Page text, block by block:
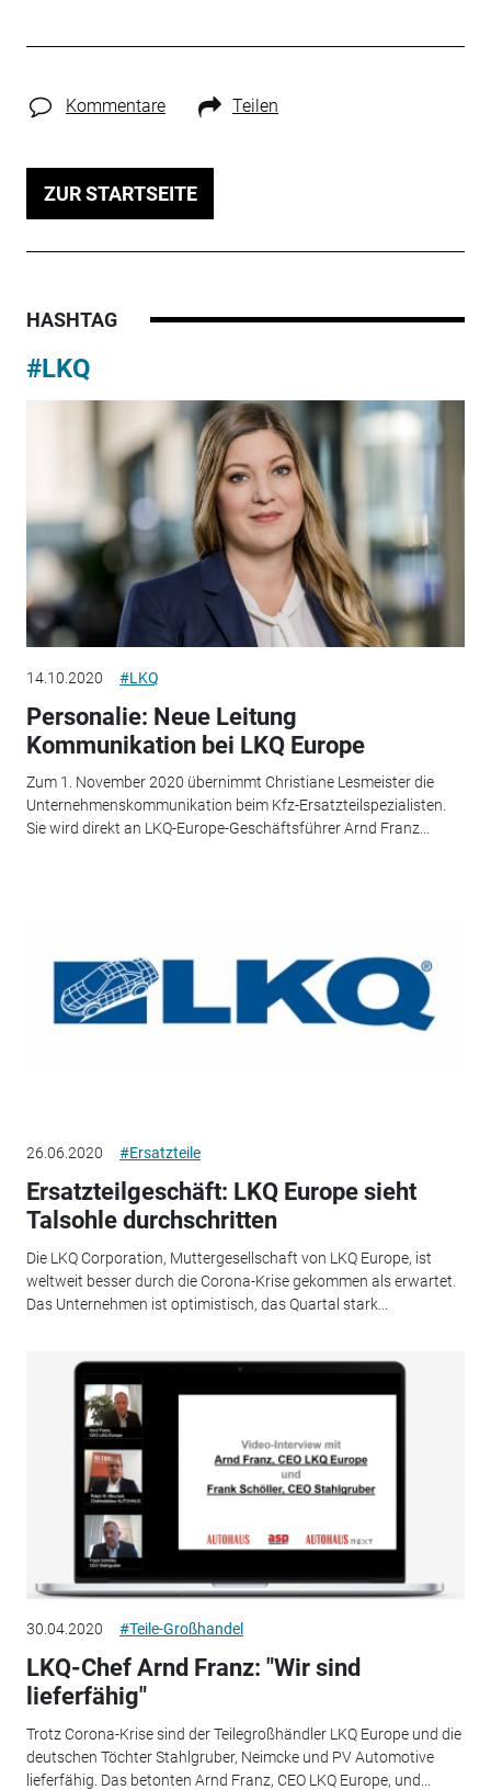
Kommentare Teilen
ZUR STARTSEITE
HASHTAG
#LKQ
14.10.2020 #LKQ
Personalie: Neue Leitung
Kommunikation bei LKQ Europe
Zum 1. November 2020 übernimmt Christiane Lesmeister die
Unternehmenskommunikation beim Kfz-Ersatzteilspezialisten.
Sie wird direkt an LKQ-Europe-Geschäftsführer Arnd Franz...
26.06.2020 #Ersatzteile
Ersatzteilgeschäft: LKQ Europe sieht
Talsohle durchschritten
Die LKQ Corporation, Muttergesellschaft von LKQ Europe, ist
weltweit besser durch die Corona-Krise gekommen als erwartet.
Das Unternehmen ist optimistisch, das Quartal stark...
30.04.2020 #Teile-Großhandel
LKQ-Chef Arnd Franz: "Wir sind
lieferfähig"
Trotz Corona-Krise sind der Teilegroßhändler LKQ Europe und die
deutschen Töchter Stahlgruber, Neimcke und PV Automotive
lieferfähig. Das betonten Arnd Franz, CEO LKQ Europe, und...